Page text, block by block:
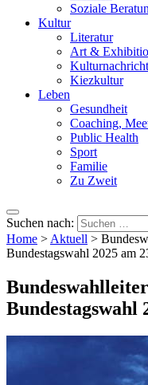
Soziale
Kultur
Literatur
Art &
Kiezkultur
Leben
Gesundheit
Coaching,
Public Health
Sport
Familie
Zu Zweit
Suchen nach:
Home >Aktuell >
Bundestagswahl 2025 am
Bundestagswahl